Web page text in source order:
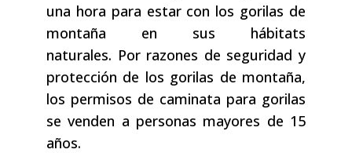
una hora para estar con los gorilas de
montaña en sus hábitats
naturales. Por razones de seguridad y
protección de los gorilas de montaña,
los permisos de caminata para gorilas
se venden a personas mayores de 15
años.